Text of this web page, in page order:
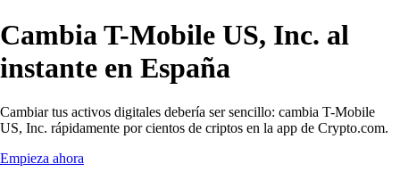
Cambia T-Mobile US, Inc. al
instante en España
Cambiar tus activos digitales debería ser sencillo: cambia T-Mobile
US, Inc. rápidamente por cientos de criptos en la app de Crypto.com.
Empieza ahora